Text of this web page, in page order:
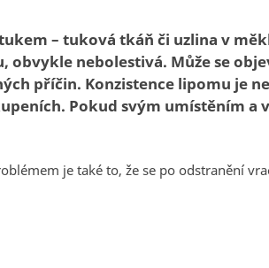
– tuková tkáň či uzlina v
obvykle nebolestivá. Může se
příčin. Konzistence lipomu je
Pokud svým umístěním a
je také to, že se po odstranění